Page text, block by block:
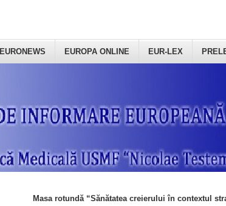
EURONEWS EUROPA ONLINE EUR-LEX
Masa rotundă “Sănătatea creierului în contextul